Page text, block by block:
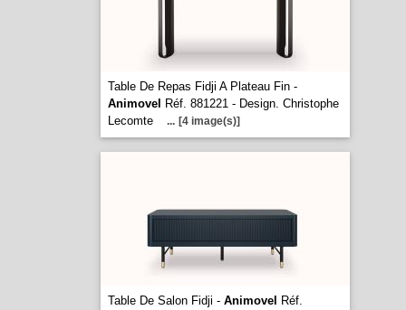
Table De Repas Fidji A Plateau Fin -
Animovel
Réf. 881221 - Design. Christophe
Lecomte
... [4 image(s)]
Table De Salon Fidji - Animovel
Réf.